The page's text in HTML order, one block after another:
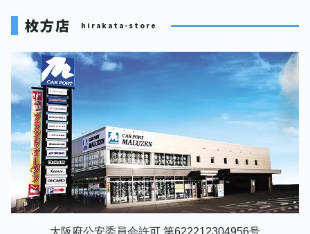
枚方店 hirakata-store